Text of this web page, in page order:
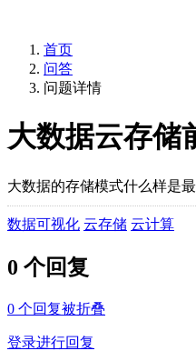
首页
问答
问题详情
大数据云存储
大数据的存储模式什么样是
数据可视化 云存储 云计算
0 个回复
0 个回复被折叠
登录进行回复